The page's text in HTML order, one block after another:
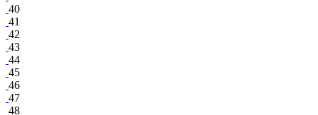
40
41
42
43
44
45
46
47
48